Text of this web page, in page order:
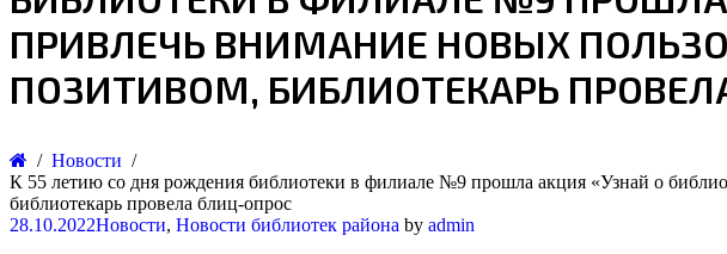
ПРИВЛЕЧЬ ВНИМАНИЕ НОВЫХ
ПОЗИТИВОМ, БИБЛИОТЕКАРЬ
Новости
К 55 летию со дня рождения библиотеки в филиале №9 прошла акция «Узнай о
библиотекарь провела блиц-опрос
28.10.2022Новости, Новости библиотек района by admin